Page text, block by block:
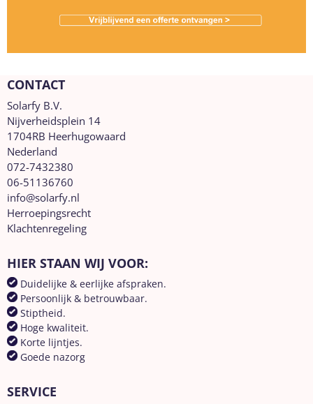
CONTACT
Solarfy B.V.
Nijverheidsplein 14
1704RB Heerhugowaard
Nederland
072-7432380
06-51136760
info@solarfy.nl
Herroepingsrecht
Klachtenregeling
HIER STAAN WIJ VOOR:
Duidelijke & eerlijke afspraken.
Persoonlijk & betrouwbaar.
Stiptheid.
Hoge kwaliteit.
Korte lijntjes.
Goede nazorg
SERVICE